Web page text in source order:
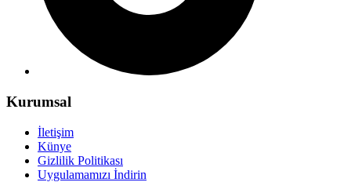
Kurumsal
İletişim
Künye
Gizlilik Politikası
Uygulamamızı İndirin